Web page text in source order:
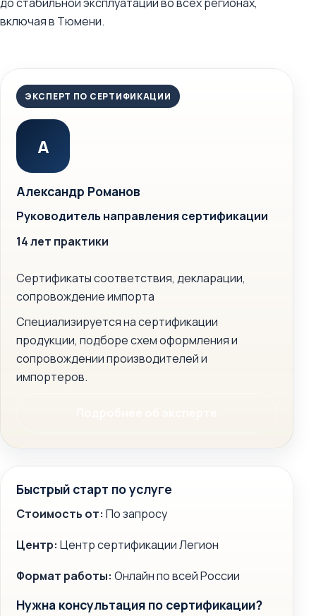
включая в Тюмени.
ЭКСПЕРТ ПО СЕРТИФИКАЦИИ
А
Александр Романов
Руководитель направления сертификации
14 лет практики
Сертификаты соответствия, декларации,
сопровождение импорта
Специализируется на сертификации
продукции, подборе схем оформления и
сопровождении производителей и
импортеров.
Быстрый старт по услуге
Стоимость от: По запросу
Центр: Центр сертификации Легион
Формат работы: Онлайн по всей России
Нужна консультация по сертификации?